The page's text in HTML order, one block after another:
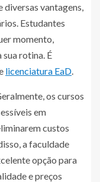
vantagens,
Estudantes
momento,
rotina. É
licenciatura EaD.
os cursos
em
custos
a faculdade
opção para
e preços